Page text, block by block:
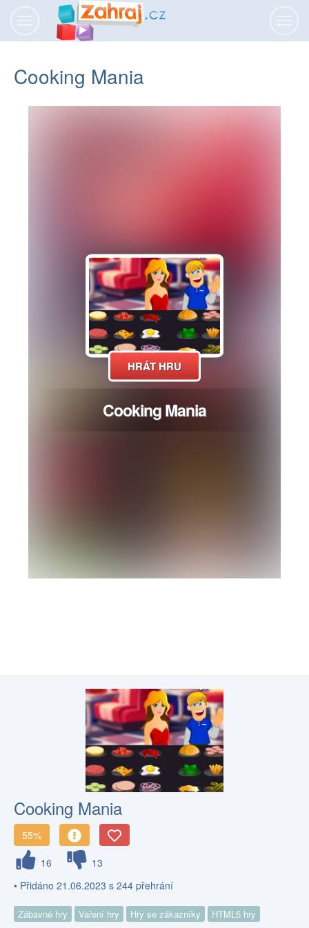
Cooking Mania
Cooking Mania
55%
16
13
• Přidáno 21.06.2023 s 244 přehrání
Zábavné hry Vaření hry Hry se zákazníky HTML5 hry